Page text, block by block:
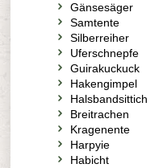
Gänsesäger
Samtente
Silberreiher
Uferschnepfe
Guirakuckuck
Hakengimpel
Halsbandsittich
Breitrachen
Kragenente
Harpyie
Habicht